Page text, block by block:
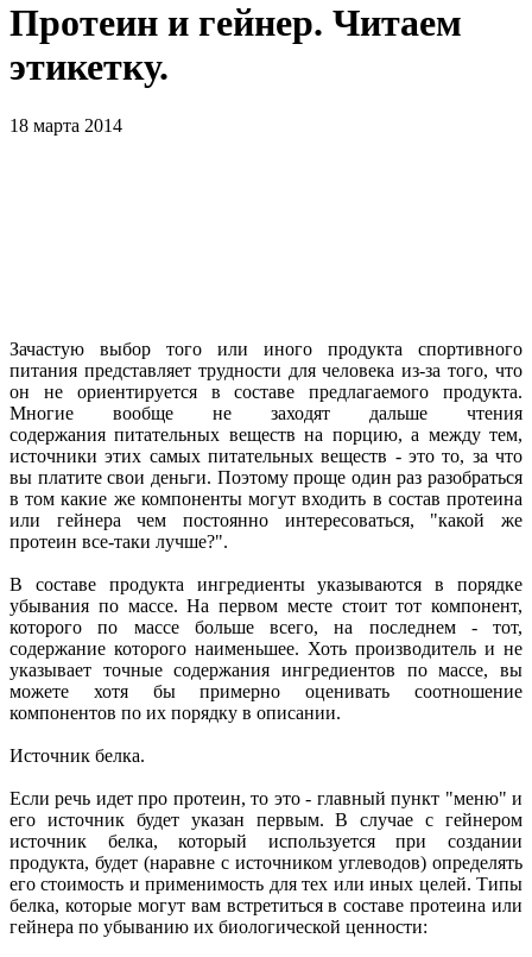
Протеин и гейнер. Читаем
этикетку.
18 марта 2014
Зачастую выбор того или иного продукта спортивного
питания представляет трудности для человека из-за того, что
он не ориентируется в составе предлагаемого продукта.
Многие вообще не заходят дальше чтения
содержания питательных веществ на порцию, а между тем,
источники этих самых питательных веществ - это то, за что
вы платите свои деньги. Поэтому проще один раз разобраться
в том какие же компоненты могут входить в состав протеина
или гейнера чем постоянно интересоваться, "какой же
протеин все-таки лучше?".
В составе продукта ингредиенты указываются в порядке
убывания по массе. На первом месте стоит тот компонент,
которого по массе больше всего, на последнем - тот,
содержание которого наименьшее. Хоть производитель и не
указывает точные содержания ингредиентов по массе, вы
можете хотя бы примерно оценивать соотношение
компонентов по их порядку в описании.
Источник белка.
Если речь идет про протеин, то это - главный пункт "меню" и
его источник будет указан первым. В случае с гейнером
источник белка, который используется при создании
продукта, будет (наравне с источником углеводов) определять
его стоимость и применимость для тех или иных целей. Типы
белка, которые могут вам встретиться в составе протеина или
гейнера по убыванию их биологической ценности: